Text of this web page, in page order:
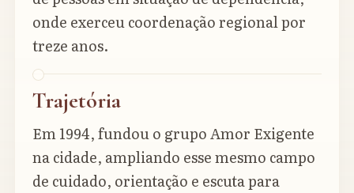
onde exerceu coordenação regional por
treze anos.
Trajetória
Em 1994, fundou o grupo Amor Exigente
na cidade, ampliando esse mesmo campo
de cuidado, orientação e escuta para